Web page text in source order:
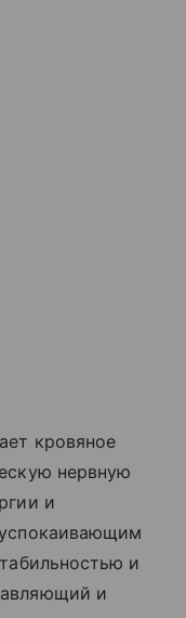
кровяное
нервную
и
и
и